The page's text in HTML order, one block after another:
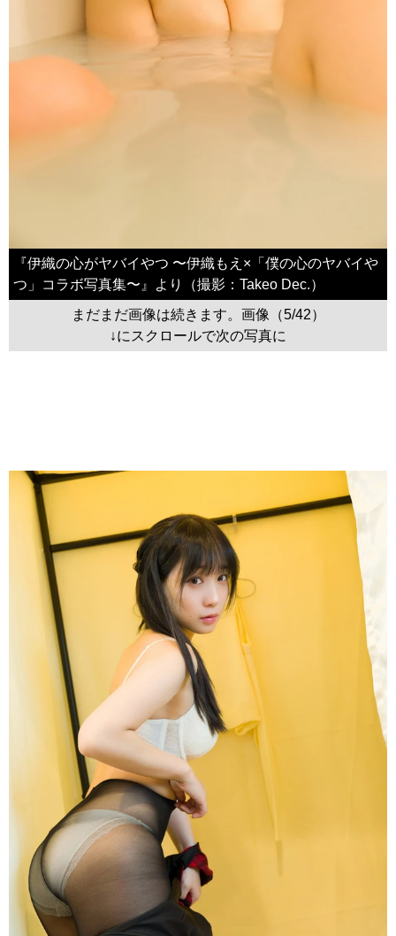
『伊織の心がヤバイやつ 〜伊織もえ×「僕の心のヤバイや
つ」コラボ写真集〜』より（撮影：Takeo Dec.）
まだまだ画像は続きます。画像（5/42）
↓にスクロールで次の写真に